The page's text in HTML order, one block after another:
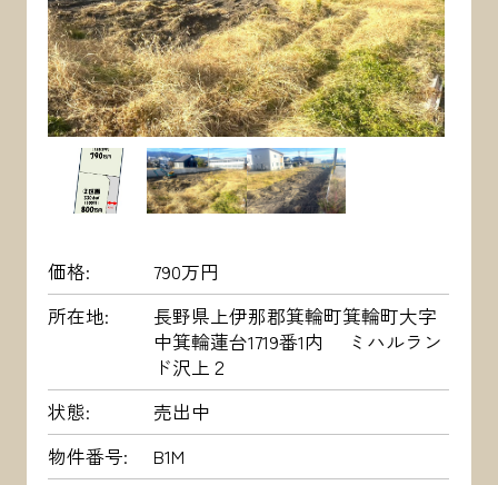
価格
790万円
所在地
長野県上伊那郡箕輪町箕輪町大字
中箕輪蓮台1719番1内 ミハルラン
ド沢上２
状態
売出中
物件番号
B1M